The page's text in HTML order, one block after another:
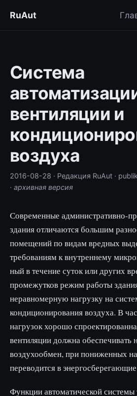
RuAut
Система
вентиляции и
воздуха
2016-08-28 · Редакция RuAut ·
· архивная версия
Современные административно-
здания от­личаются большим
помещений по видам вредных
требованиям к внутреннему
ный в течение суток или других
промежутков режим работы
неравномерную нагрузку на
кондиционирования воздуха. В
нагрузок хорошо
вентиляции должна обес­печивать
воздухообмен, при пониженных
переводится в
Функции автоматической системы